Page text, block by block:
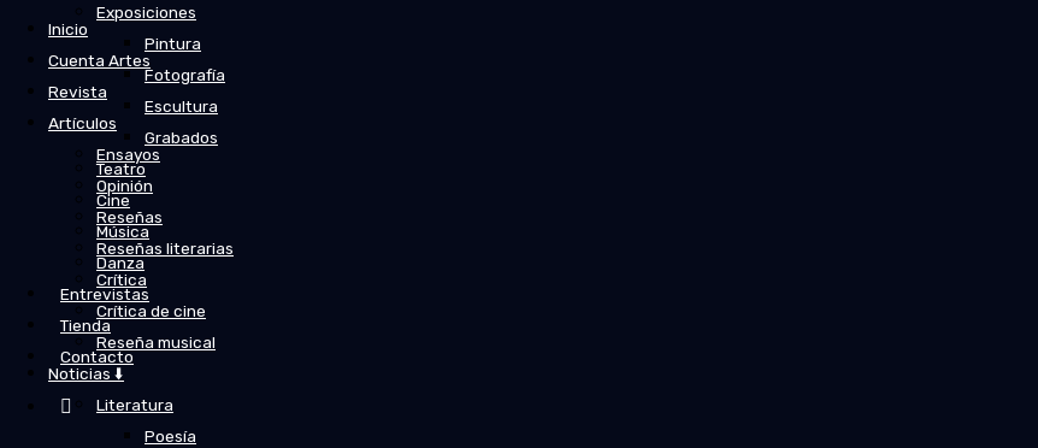
Exposiciones
Pintura
Fotografía
Escultura
Grabados
Teatro
Cine
Música
Danza
Entrevistas
Tienda
Contacto
Inicio
Cuenta Artes
Revista
Artículos
Ensayos
Opinión
Reseñas
Reseñas literarias
Crítica
Crítica de cine
Reseña musical
Noticias ⬇️
Literatura
Poesía